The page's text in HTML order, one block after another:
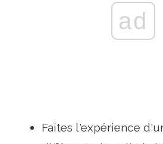
ad
Faites l'expérience